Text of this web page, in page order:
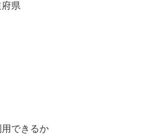
県
できるか